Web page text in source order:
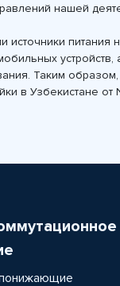
нашей
источники
Таким
в Узбекистане